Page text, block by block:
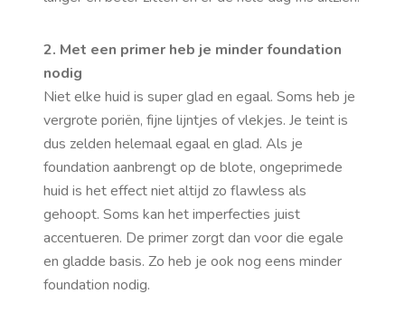
2. Met een primer heb je minder foundation
nodig
Niet elke huid is super glad en egaal. Soms heb je
vergrote poriën, fijne lijntjes of vlekjes. Je teint is
dus zelden helemaal egaal en glad. Als je
foundation aanbrengt op de blote, ongeprimede
huid is het effect niet altijd zo flawless als
gehoopt. Soms kan het imperfecties juist
accentueren. De primer zorgt dan voor die egale
en gladde basis. Zo heb je ook nog eens minder
foundation nodig.